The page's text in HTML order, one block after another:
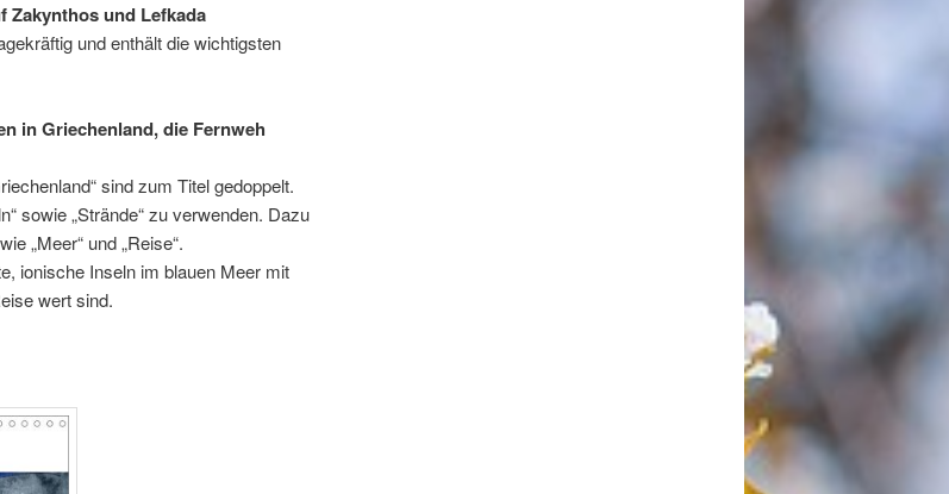
Zakynthos und Lefkada
und enthält die wichtigsten
in Griechenland, die Fernweh
sind zum Titel gedoppelt.
sowie „Strände“ zu verwenden. Dazu
„Meer“ und „Reise“.
ionische Inseln im blauen Meer mit
wert sind.